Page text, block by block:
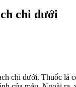
chi dưới
chi dưới. Thuốc